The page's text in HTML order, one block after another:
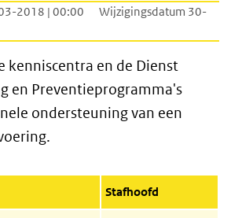
2018 | 00:00
Wijzigingsdatum 30-
kenniscentra en de Dienst
en Preventieprogramma's
ondersteuning van een
Stafhoofd